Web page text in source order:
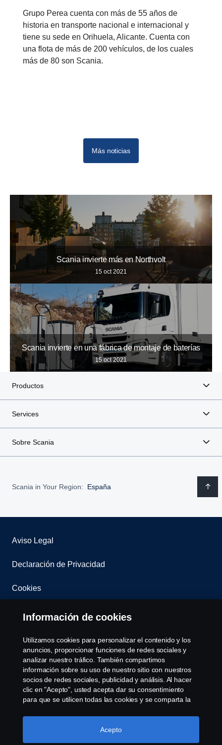
Grupo Perea cuenta con más de 55 años de
historia en transporte nacional e internacional y
tiene su sede en Orihuela, Alicante. Cuenta con
una flota de más de 200 vehículos, de los cuales
más de 80 son Scania.
Más noticias
Scania invierte más en Northvolt
15 oct 2021
Scania invierte en una fábrica de montaje de baterías
15 oct 2021
Productos
Services
Sobre Scania
Scania in Your Region: España
Aviso Legal
Declaración de Privacidad
Cookies
Contacta con nosotros
Whistleblowing
Governance, Risk & Compliance
Configuración de cookies
Información de cookies
Utilizamos cookies para personalizar el contenido y los
anuncios, proporcionar funciones de redes sociales y
analizar nuestro tráfico. También compartimos
información sobre su uso de nuestro sitio con nuestros
socios de redes sociales, publicidad y análisis. Al hacer
clic en "Acepto", usted acepta dar su consentimiento
para que se utilicen todas las cookies y se comparta la
haciendo clic en "Configuración de cookies" y
seleccionando las categorías que desea aceptar. Para
Acepto